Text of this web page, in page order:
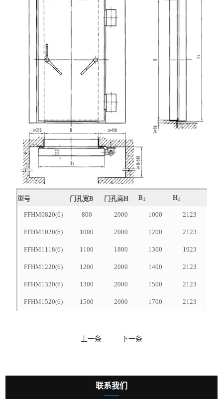
型号 门孔宽B 门孔高H B1 H1
FFHM0820(6) 800 2000 1000 2123
FFHM1020(6) 1000 2000 1200 2123
FFHM1118(6) 1100 1800 1300 1923
FFHM1220(6) 1200 2000 1400 2123
FFHM1320(6) 1300 2000 1500 2123
FFHM1520(6) 1500 2000 1700 2123
上一条 下一条
联系我们